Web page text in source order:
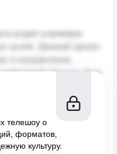
телешоу о
форматов,
культуру.